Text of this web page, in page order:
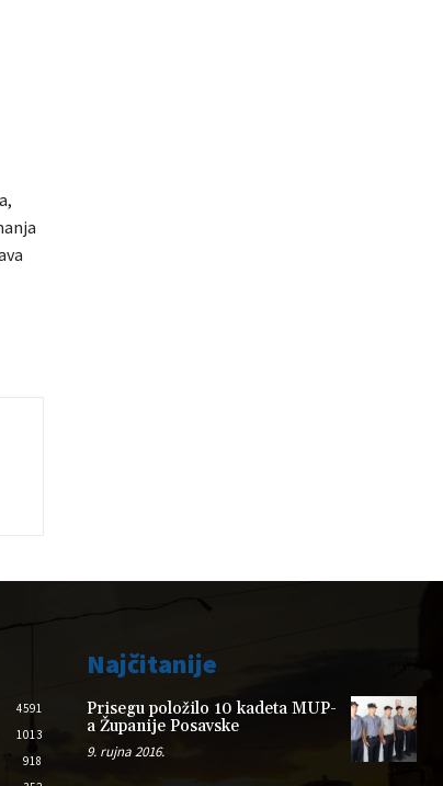
4591
1013
918
Najčitanije
Prisegu položilo 10 kadeta MUP-
a Županije Posavske
9. rujna 2016.